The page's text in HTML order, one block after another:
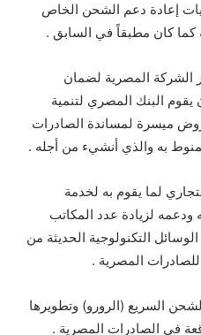
إعادة دعم الشحن الخاص
كما كان مطبقاً في السابق .
الشركة المصرية لضمان
يقوم البنك المصري لتنمية
ميسرة لمساندة الصادرات
به والذي أنشيء من أجله .
لما يقوم به لخدمة
ودعمه لزيادة عدد المكاتب
التكنولوجية الحديثة من
المصرية .
السريع (الرورو) وتطويرها
في الصادرات المصرية .